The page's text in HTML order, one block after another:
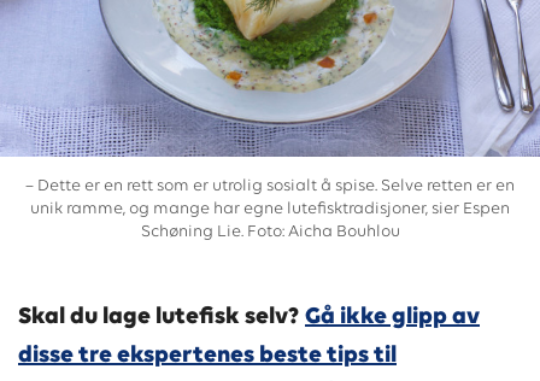
– Dette er en rett som er utrolig sosialt å spise. Selve retten er en
unik ramme, og mange har egne lutefisktradisjoner, sier Espen
Schøning Lie. Foto: Aicha Bouhlou
Skal du lage lutefisk selv? Gå ikke glipp av
disse tre ekspertenes beste tips til